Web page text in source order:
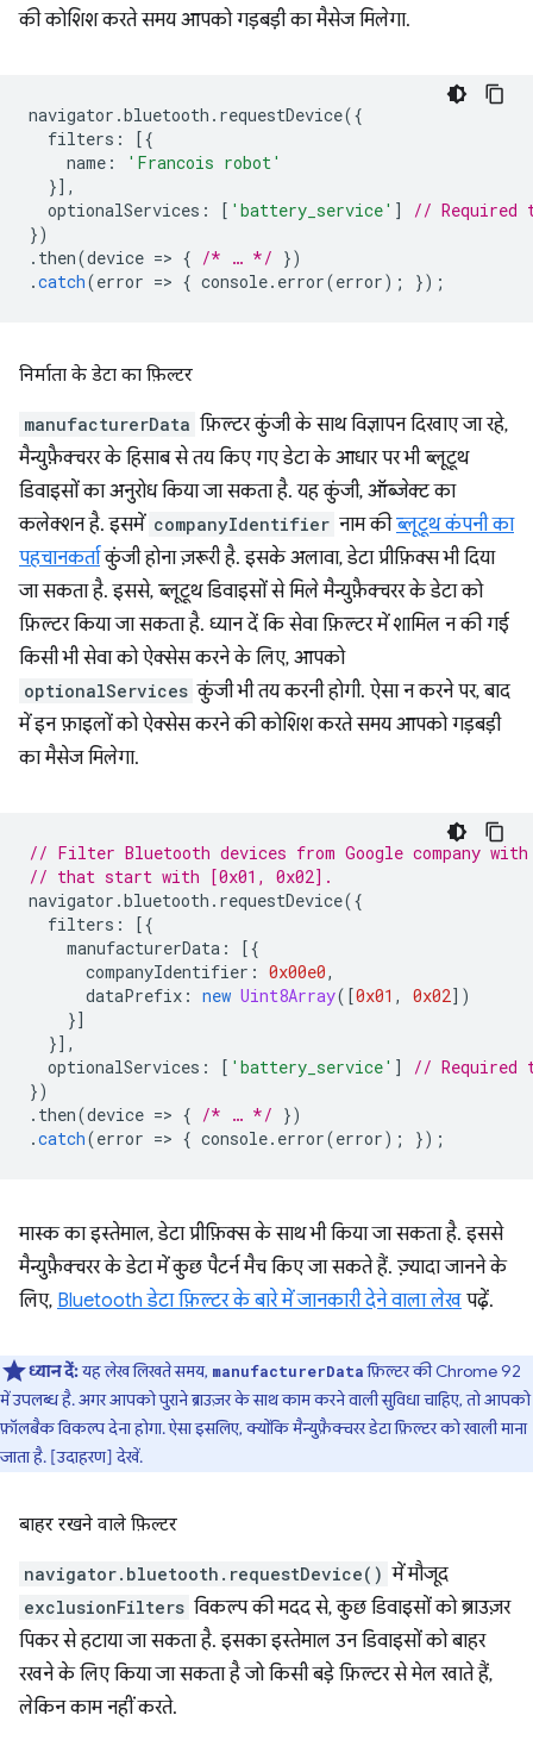
की कोशिश करते समय आपको गड़बड़ी का मैसेज मिलेगा.
navigator .bluetooth . requestDevice({
filters :
[{
name :
'Francois robot'
}],
optionalServices : [ 'battery_service' ]
// Required
})
. then(device => { /* … */ })
.catch(error => { console. error(error); });
निर्माता के डेटा का फ़िल्टर
manufacturerData फ़िल्टर कुंजी के साथ विज्ञापन दिखाए जा रहे,
मैन्युफ़ैक्चरर के हिसाब से तय किए गए डेटा के आधार पर भी ब्लूटूथ
डिवाइसों का अनुरोध किया जा सकता है. यह कुंजी, ऑब्जेक्ट का
कलेक्शन है. इसमें companyIdentifier नाम कीब्लूटूथ कंपनी का
पहचानकर्ताकुंजी होना ज़रूरी है. इसके अलावा, डेटा प्रीफ़िक्स भी दिया
जा सकता है. इससे, ब्लूटूथ डिवाइसों से मिले मैन्युफ़ैक्चरर के डेटा को
फ़िल्टर किया जा सकता है. ध्यान दें कि सेवा फ़िल्टर में शामिल न की गई
किसी भी सेवा को ऐक्सेस करने के लिए, आपको
optionalServices कुंजी भी तय करनी होगी. ऐसा न करने पर, बाद
में इन फ़ाइलों को ऐक्सेस करने की कोशिश करते समय आपको गड़बड़ी
का मैसेज मिलेगा.
// Filter Bluetooth devices from Google company
// that start with [0x01, 0x02].
navigator .bluetooth . requestDevice({
filters :
[{
manufacturerData :
[{
companyIdentifier : 0x00e0,
dataPrefix : new Uint8Array([0x01 , 0x02])
}]
}],
optionalServices : [ 'battery_service' ]
// Required
})
. then(device => { /* … */ })
.catch(error => { console. error(error); });
मास्क का इस्तेमाल, डेटा प्रीफ़िक्स के साथ भी किया जा सकता है. इससे
मैन्युफ़ैक्चरर के डेटा में कुछ पैटर्न मैच किए जा सकते हैं. ज़्यादा जानने के
लिए, Bluetooth डेटा फ़िल्टर के बारे में जानकारी देने वाला लेख पढ़ें.
ध्यान दें:यह लेख लिखते समय, manufacturerDataफ़िल्टर की Chrome 92
में उपलब्ध है. अगर आपको पुराने ब्राउज़र के साथ काम करने वाली सुविधा चाहिए, तो आपको
फ़ॉलबैक विकल्प देना होगा. ऐसा इसलिए, क्योंकि मैन्युफ़ैक्चरर डेटा फ़िल्टर को खाली माना
जाता है. [उदाहरण] देखें.
बाहर रखने वाले फ़िल्टर
navigator.bluetooth.requestDevice() में मौजूद
exclusionFilters विकल्प की मदद से, कुछ डिवाइसों को ब्राउज़र
पिकर से हटाया जा सकता है. इसका इस्तेमाल उन डिवाइसों को बाहर
रखने के लिए किया जा सकता है जो किसी बड़े फ़िल्टर से मेल खाते हैं,
लेकिन काम नहीं करते.